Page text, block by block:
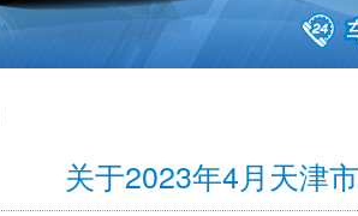
关于2023年4月天津